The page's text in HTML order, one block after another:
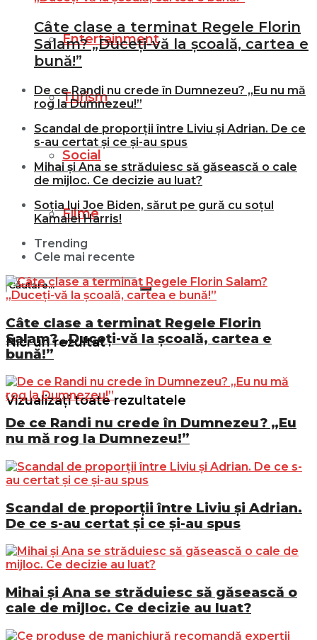
Entertainment
Turism
Social
Filme
Nici un rezultat
Vizualizați toate rezultatele
Câte clase a terminat Regele Florin
Salam? „Duceți-vă la școală, cartea e
bună!”
De ce Randi nu crede în Dumnezeu? „Eu nu mă
rog la Dumnezeu!”
Scandal de proporții între Liviu și Adrian. De ce
s-au certat și ce și-au spus
Mihai și Ana se străduiesc să găsească o cale
de mijloc. Ce decizie au luat?
Soția lui Joe Biden, sărut pe gură cu soțul
Kamalei Harris!
Trending
Cele mai recente
Câte clase a terminat Regele Florin
Salam? „Duceți-vă la școală, cartea e
bună!”
De ce Randi nu crede în Dumnezeu? „Eu
nu mă rog la Dumnezeu!”
Scandal de proporții între Liviu și Adrian.
De ce s-au certat și ce și-au spus
Mihai și Ana se străduiesc să găsească o
cale de mijloc. Ce decizie au luat?